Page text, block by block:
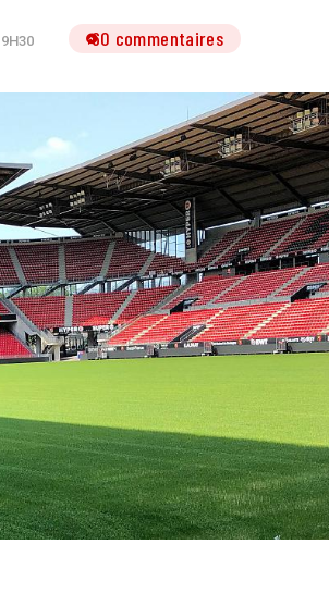
60 commentaires